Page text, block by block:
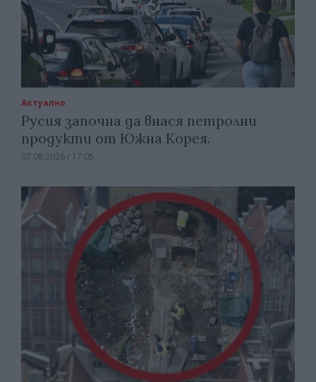
Актуално
Русия започна да внася петролни
продукти от Южна Корея.
07.08.2026 / 17:05